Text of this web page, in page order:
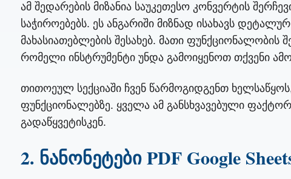
ამ შედარების მიზანია საუკეთესო კონვერტის
საჭიროებებს. ეს ანგარიში მიზნად ისახავს
მახასიათებლების შესახებ. მათი
რომელი ინსტრუმენტი უნდა გამოიყენოთ თქვენი
თითოეულ სექციაში ჩვენ წარმოგიდგენთ
ფუნქციონალებზე. ყველა ამ განსხვავებული
გადაწყვეტისკენ.
2. ნანონეტები PDF Google